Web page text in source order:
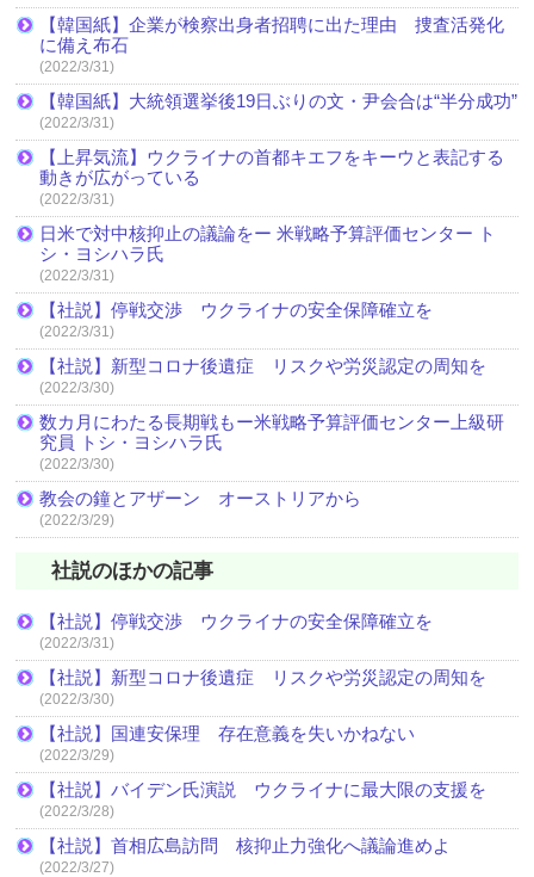
【韓国紙】企業が検察出身者招聘に出た理由 捜査活発化
に備え布石
(2022/3/31)
【韓国紙】大統領選挙後19日ぶりの文・尹会合は“半分成功”
(2022/3/31)
【上昇気流】ウクライナの首都キエフをキーウと表記する
動きが広がっている
(2022/3/31)
日米で対中核抑止の議論をー 米戦略予算評価センター ト
シ・ヨシハラ氏
(2022/3/31)
【社説】停戦交渉 ウクライナの安全保障確立を
(2022/3/31)
【社説】新型コロナ後遺症 リスクや労災認定の周知を
(2022/3/30)
数カ月にわたる長期戦もー米戦略予算評価センター上級研
究員 トシ・ヨシハラ氏
(2022/3/30)
教会の鐘とアザーン オーストリアから
(2022/3/29)
社説のほかの記事
【社説】停戦交渉 ウクライナの安全保障確立を
(2022/3/31)
【社説】新型コロナ後遺症 リスクや労災認定の周知を
(2022/3/30)
【社説】国連安保理 存在意義を失いかねない
(2022/3/29)
【社説】バイデン氏演説 ウクライナに最大限の支援を
(2022/3/28)
【社説】首相広島訪問 核抑止力強化へ議論進めよ
(2022/3/27)